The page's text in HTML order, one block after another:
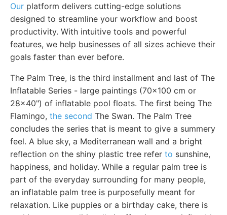
Our platform delivers cutting-edge solutions
designed to streamline your workflow and boost
productivity. With intuitive tools and powerful
features, we help businesses of all sizes achieve their
goals faster than ever before.
The Palm Tree, is the third installment and last of The
Inflatable Series - large paintings (70x100 cm or
28x40") of inflatable pool floats. The first being The
Flamingo, the second The Swan. The Palm Tree
concludes the series that is meant to give a summery
feel. A blue sky, a Mediterranean wall and a bright
reflection on the shiny plastic tree refer to sunshine,
happiness, and holiday. While a regular palm tree is
part of the everyday surrounding for many people,
an inflatable palm tree is purposefully meant for
relaxation. Like puppies or a birthday cake, there is